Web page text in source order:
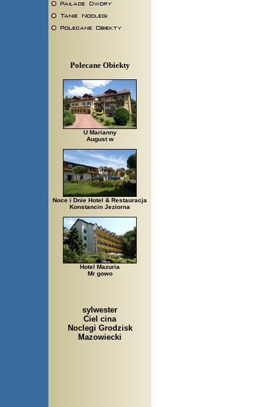
Polecane Obiekty
U Marianny
August w
Noce i Dnie Hotel & Restauracja
Konstancin Jeziorna
Hotel Mazuria
Mr gowo
sylwester
Ciel cina
Noclegi Grodzisk
Mazowiecki